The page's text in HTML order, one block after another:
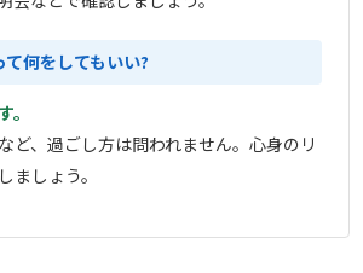
何をしてもいい?
ど、過ごし方は問われません。心身のリ
ましょう。